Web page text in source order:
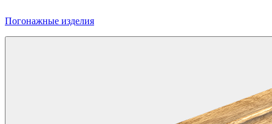
Погонажные изделия